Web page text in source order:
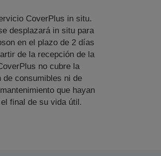
CoverPlus in situ.
desplazará in situ para
en el plazo de 2 días
de la recepción de la
no cubre la
de consumibles ni de
que hayan
final de su vida útil.